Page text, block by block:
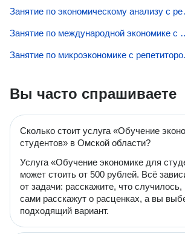
Занятие
Занятие по
Вы часто спрашиваете
Сколько стоит услуга «Обучение
студентов» в Омской области?
Услуга «Обучение экономике для
может стоить от 500 рублей. Всё
от задачи: расскажите, что случилось,
сами расскажут о расценках, а вы
подходящий вариант.